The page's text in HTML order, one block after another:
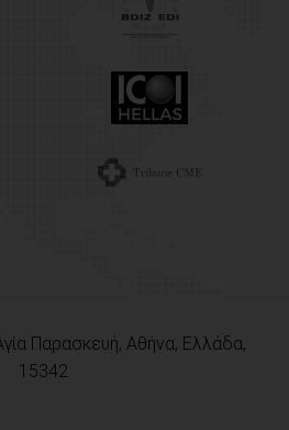
Παρασκευή, Αθήνα, Ελλάδα,
15342